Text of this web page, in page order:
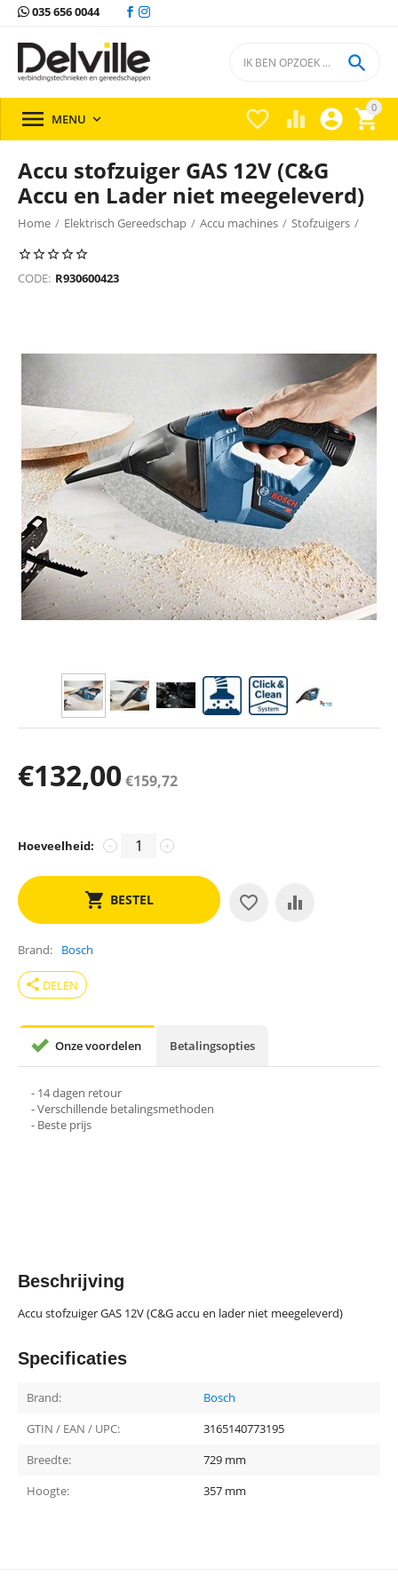
035 656 0044
0


 

 MENU 
Accu stofzuiger GAS 12V (C&G
Accu en Lader niet meegeleverd)
Home / Elektrisch Gereedschap / Accu machines / Stofzuigers /
Stofzuigers Bosch
CODE: R930600423
€132,00€159,72
Hoeveelheid: +
−
BESTEL
Brand Bosch
share DELEN
Onze voordelen Betalingsopties
- 14 dagen retour
- Verschillende betalingsmethoden
- Beste prijs
Beschrijving
Accu stofzuiger GAS 12V (C&G accu en lader niet meegeleverd)
Specificaties
Brand:
Bosch
GTIN / EAN / UPC:
3165140773195
Breedte:
729 mm
Hoogte:
357 mm